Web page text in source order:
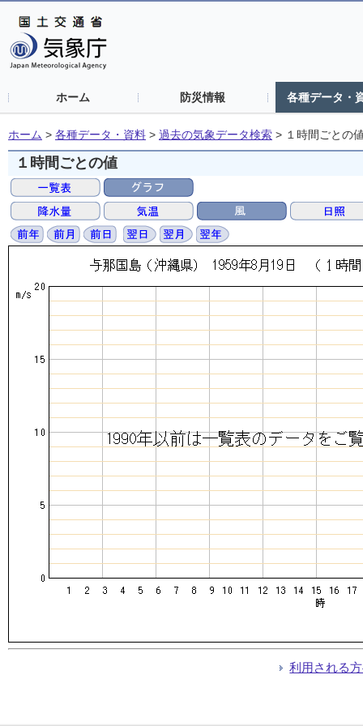
ホーム 防災情報 各種データ・
ホーム > 各種データ・資料 > 過去の気象データ検索 > １時間ごとの
１時間ごとの値
利用される